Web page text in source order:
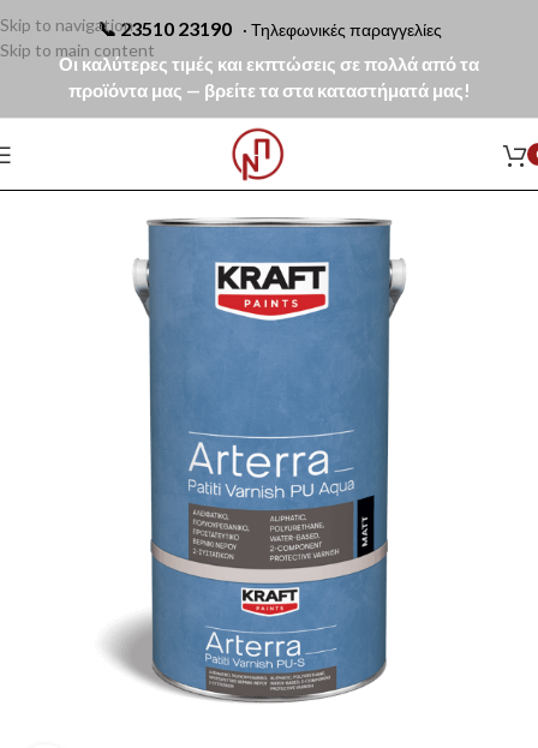
📞23510 23190 · Τηλεφωνικές παραγγελίες
Οι καλύτερες τιμές και εκπτώσεις σε πολλά από τα
προϊόντα μας — βρείτε τα στα καταστήματά μας!
Skip to navigation
Skip to main content